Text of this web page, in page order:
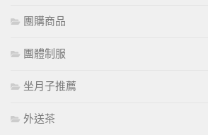
團購商品
團體制服
坐月子推薦
外送茶